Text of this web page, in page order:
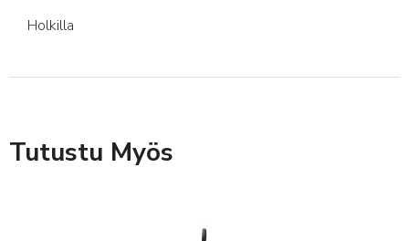
Holkilla
Tutustu Myös